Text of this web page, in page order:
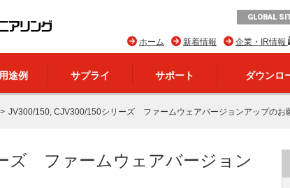
GLOBAL
企業・IR情報
新着情報
ホーム
用途例 サプライ サポート ダウンロ
JV300/150, CJV300/150シリーズ ファームウェアバージョンアップのお
ズ ファームウェアバージョン